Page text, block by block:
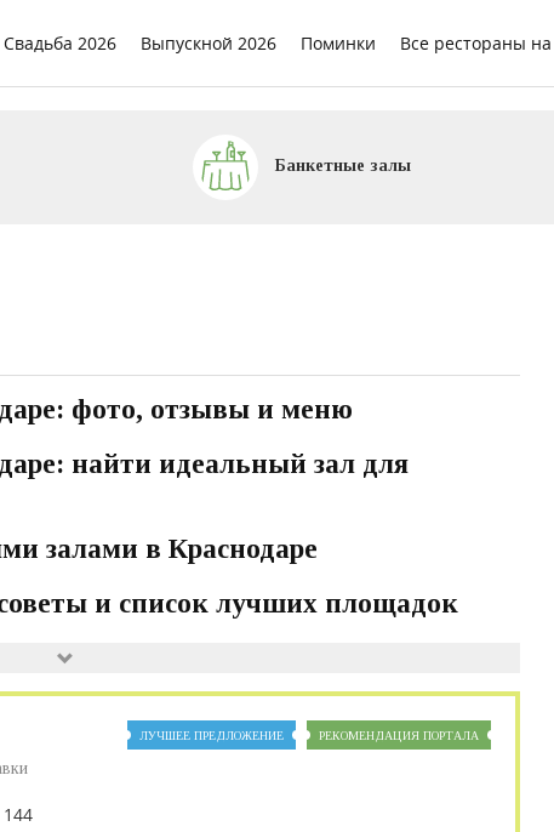
Свадьба 2026 Выпускной 2026 Поминки Все рестораны
Банкетные залы
фото, отзывы и меню
найти идеальный зал для
залами в Краснодаре
и список лучших площадок
ЛУЧШЕЕ ПРЕДЛОЖЕНИЕ РЕКОМЕНДАЦИЯ ПОРТАЛА